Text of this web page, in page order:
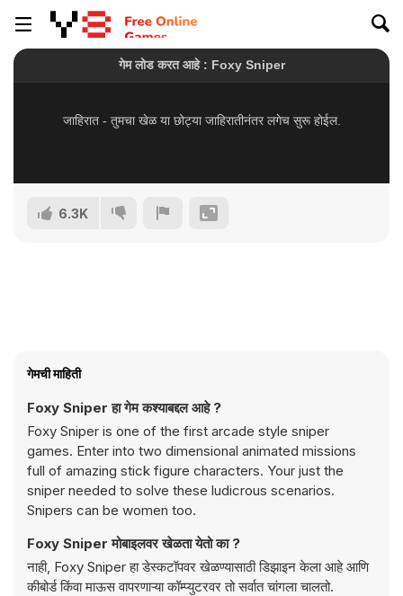
6.3K
गेमची माहिती
Foxy Sniper हा गेम कश्याबद्दल आहे ?
Foxy Sniper is one of the first arcade style sniper
games. Enter into two dimensional animated missions
full of amazing stick figure characters. Your just the
sniper needed to solve these ludicrous scenarios.
Snipers can be women too.
Foxy Sniper मोबाइलवर खेळता येतो का ?
नाही, Foxy Sniper हा डेस्कटॉपवर खेळण्यासाठी डिझाइन केला आहे आणि
कीबोर्ड किंवा माऊस वापरणाऱ्या कॉम्प्युटरवर तो सर्वात चांगला चालतो.